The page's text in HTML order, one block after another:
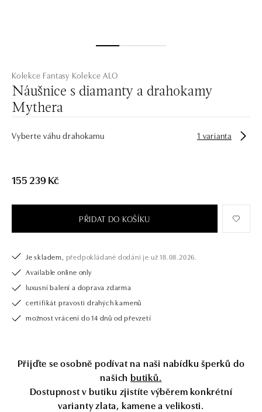
Kolekce Fantasy Kolekce ALO
Náušnice s diamanty a drahokamy
Mythera
Vyberte váhu drahokamu 1 varianta
155 239 Kč
PŘIDAT DO KOŠÍKU
Je skladem, předpokládané dodání je už 18.08.2026.
Available online only
luxusní balení a doprava zdarma
certifikát pravosti drahých kamenů
možnost vrácení do 14 dnů od převzetí
Přijďte se osobně podívat na naši nabídku šperků do
našich butiků.
Dostupnost v butiku zjistíte výběrem konkrétní
varianty zlata, kamene a velikosti.